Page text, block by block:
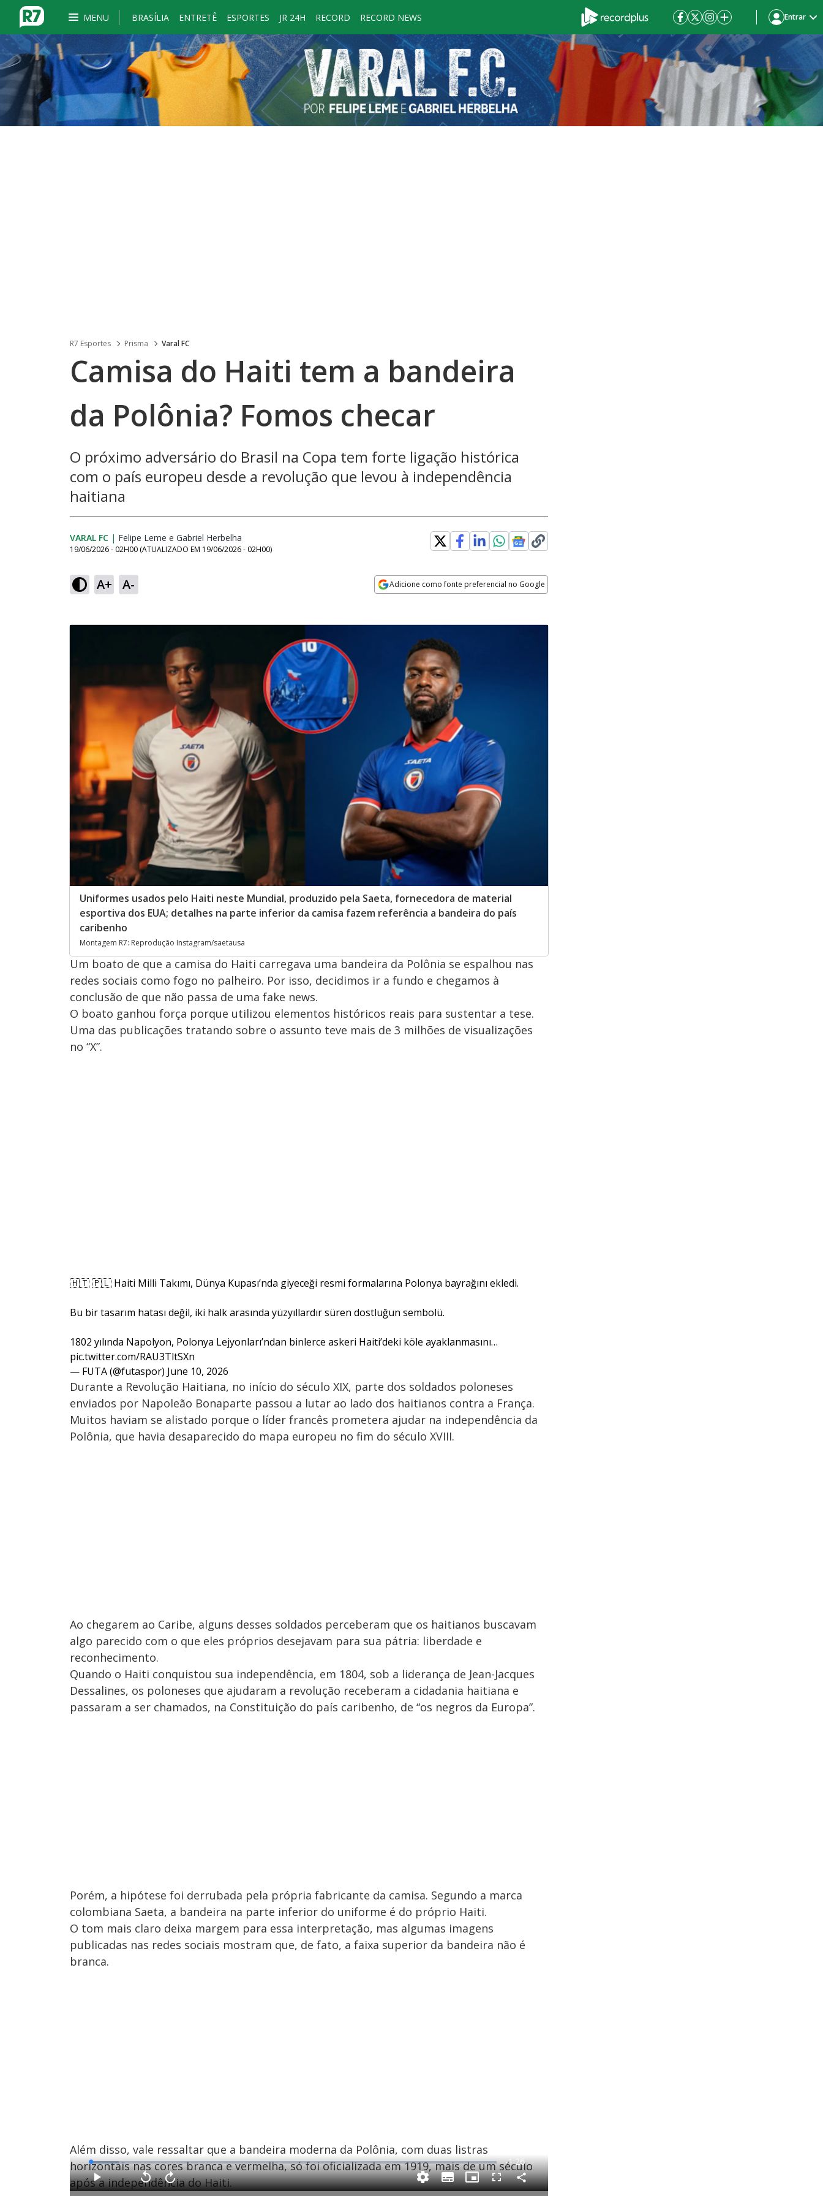
MENU BRASÍLIA ENTRETÊ ESPORTES JR 24H RECORD RECORD NEWS Entrar
R7 Esportes Prisma Varal FC
Camisa do Haiti tem a bandeira
da Polônia? Fomos checar
O próximo adversário do Brasil na Copa tem forte ligação histórica
com o país europeu desde a revolução que levou à independência
haitiana
VARAL FC | Felipe Leme Opens in new window
e Gabriel Herbelha
19/06/2026 - 02H00 (ATUALIZADO EM 19/06/2026 - 02H00)
A+ A- Adicione como fonte preferencial no Google
Uniformes usados pelo Haiti neste Mundial, produzido pela Saeta, fornecedora de material
esportiva dos EUA; detalhes na parte inferior da camisa fazem referência a bandeira do país
caribenho
Montagem R7: Reprodução Instagram/saetausa
Um boato de que a camisa do Haiti carregava uma bandeira da Polônia se espalhou nas
redes sociais como fogo no palheiro. Por isso, decidimos ir a fundo e chegamos à
conclusão de que não passa de uma fake news.
O boato ganhou força porque utilizou elementos históricos reais para sustentar a tese.
Uma das publicações tratando sobre o assunto teve mais de 3 milhões de visualizações
no “X”.
🇭🇹 🇵🇱 Haiti Milli Takımı, Dünya Kupası’nda giyeceği resmi formalarına Polonya bayrağını ekledi.
Bu bir tasarım hatası değil, iki halk arasında yüzyıllardır süren dostluğun sembolü.
1802 yılında Napolyon, Polonya Lejyonları’ndan binlerce askeri Haiti’deki köle ayaklanmasını…
pic.twitter.com/RAU3TltSXn
— FUTA (@futaspor) June 10, 2026
Durante a Revolução Haitiana, no início do século XIX, parte dos soldados poloneses
enviados por Napoleão Bonaparte passou a lutar ao lado dos haitianos contra a França.
Muitos haviam se alistado porque o líder francês prometera ajudar na independência da
Polônia, que havia desaparecido do mapa europeu no fim do século XVIII.
Ao chegarem ao Caribe, alguns desses soldados perceberam que os haitianos buscavam
algo parecido com o que eles próprios desejavam para sua pátria: liberdade e
reconhecimento.
Quando o Haiti conquistou sua independência, em 1804, sob a liderança de Jean-Jacques
Dessalines, os poloneses que ajudaram a revolução receberam a cidadania haitiana e
passaram a ser chamados, na Constituição do país caribenho, de “os negros da Europa”.
Porém, a hipótese foi derrubada pela própria fabricante da camisa. Segundo a marca
colombiana Saeta, a bandeira na parte inferior do uniforme é do próprio Haiti.
O tom mais claro deixa margem para essa interpretação, mas algumas imagens
publicadas nas redes sociais mostram que, de fato, a faixa superior da bandeira não é
branca.
Além disso, vale ressaltar que a bandeira moderna da Polônia, com duas listras
horizontais nas cores branca e vermelha, só foi oficializada em 1919, mais de um século
após a independência do Haiti.
P
l
V
o
A
v
L
o
a
d
e
R
e
m
-1:26
S
u
P
i
F
u
C
o